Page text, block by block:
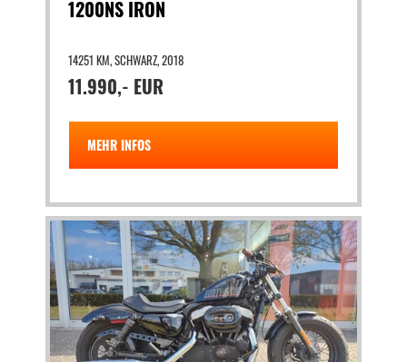
1200NS IRON
14251 KM, SCHWARZ, 2018
11.990,- EUR
MEHR INFOS